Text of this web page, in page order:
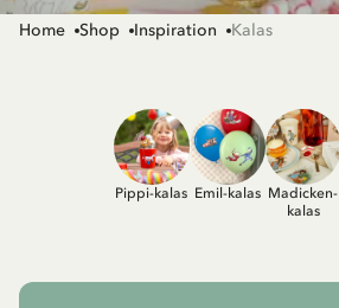
Home Shop Inspiration Kalas
Pippi-kalas Emil-kalas Madicken-
kalas